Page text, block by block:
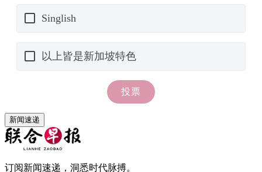
新闻速递
订阅新闻速递，洞悉时代脉搏。